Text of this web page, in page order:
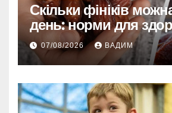
Скільки фініків
день: норми для
енергії
07/08/2026 ВАДИМ